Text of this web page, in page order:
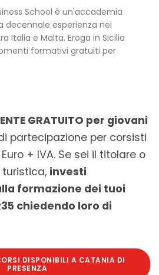
School è un'accademia
decennale esperienza nei
Italia e Malta. Eroga in Sicilia
formativi gratuiti per
GRATUITO per giovani
partecipazione per corsisti
Euro + IVA. Se sei il titolare o
investi
formazione dei tuoi
chiedendo loro di
DISPONIBILI A CATANIA DI
PRESENZA